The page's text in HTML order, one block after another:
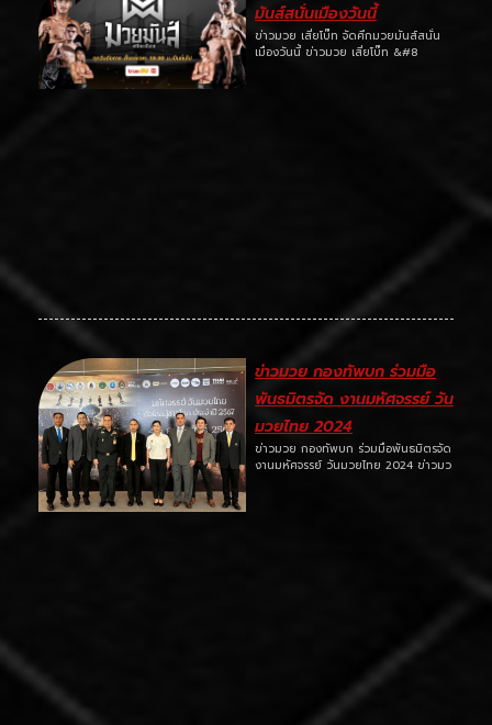
มันส์สนั่นเมืองวันนี้
ข่าวมวย เสี่ยโบ๊ท จัดศึกมวยมันส์สนั่น
เมืองวันนี้ ข่าวมวย เสี่ยโบ๊ท &#8
ข่าวมวย กองทัพบก ร่วมมือ
พันธมิตรจัด งานมหัศจรรย์ วัน
มวยไทย 2024
ข่าวมวย กองทัพบก ร่วมมือพันธมิตรจัด
งานมหัศจรรย์ วันมวยไทย 2024 ข่าวมว